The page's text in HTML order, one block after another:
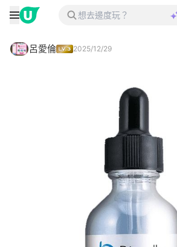
呂愛倫 2025/12/29